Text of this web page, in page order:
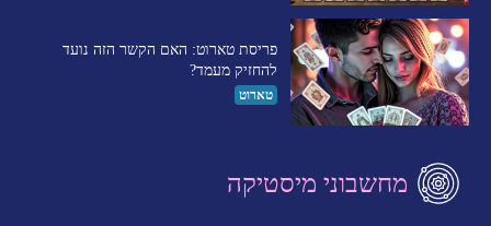
פריסת טארוט: האם הקשר הזה נועד
להחזיק מעמד?
טארוט
מחשבוני מיסטיקה